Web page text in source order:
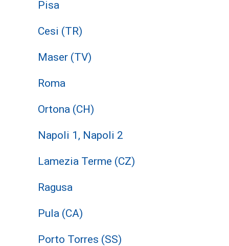
Pisa
Cesi (TR)
Maser (TV)
Roma
Ortona (CH)
Napoli 1, Napoli 2
Lamezia Terme (CZ)
Ragusa
Pula (CA)
Porto Torres (SS)